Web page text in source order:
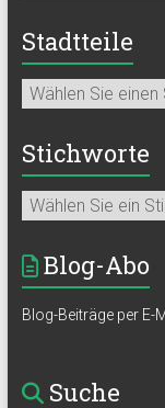
Stadtteile
Stichworte
Blog-Abo
Blog-Beiträge per E-
Suche